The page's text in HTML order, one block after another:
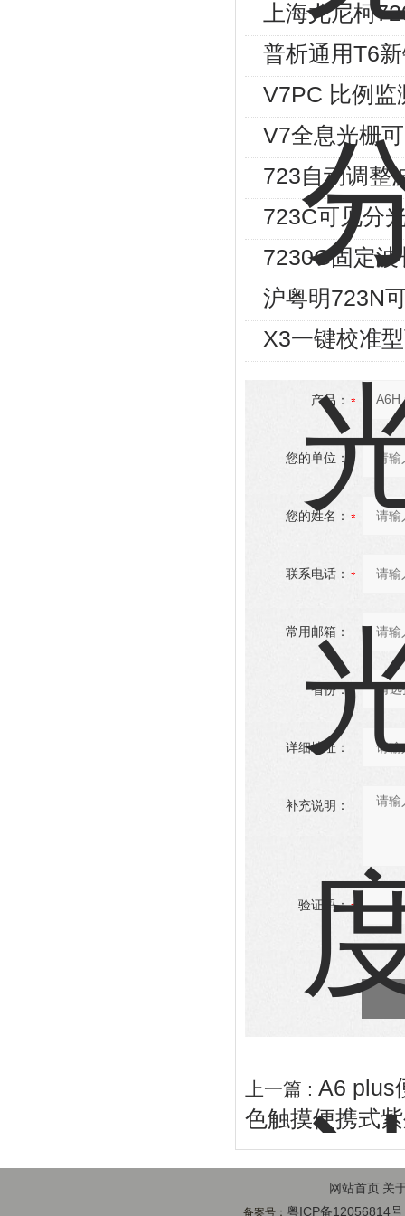
上海尤尼柯
普析通用T6
V7PC 比例监
V7全息光栅
723自动调整
723C可见分
7230G固定
沪粤明723N
X3一键校准
产品：
您的单位：
您的姓名：
联系电话：
常用邮箱：
省份：
详细地址：
补充说明：
验证码：
上一篇 : A6 plus
色触摸便携式
网站首页 关
备案号： 粤ICP备12056814号